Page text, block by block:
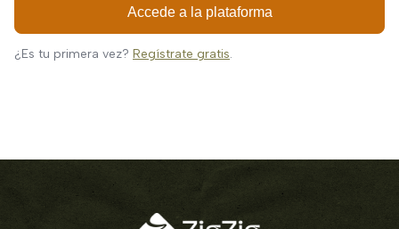
Accede a la plataforma
¿Es tu primera vez? Regístrate gratis.